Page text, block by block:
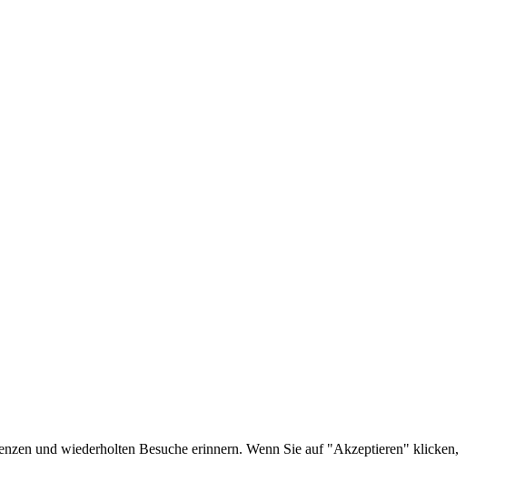
und wiederholten Besuche erinnern. Wenn Sie auf "Akzeptieren" klicken,